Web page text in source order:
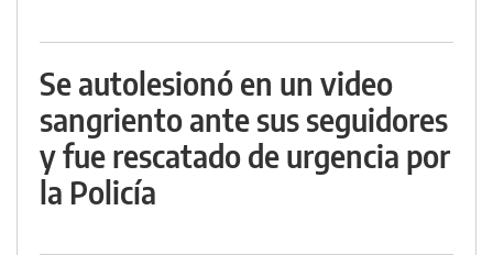
Se autolesionó en un video
sangriento ante sus seguidores
y fue rescatado de urgencia por
la Policía